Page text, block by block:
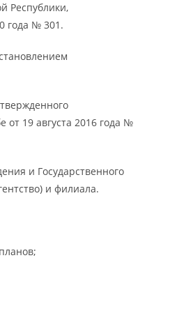
Республики,
года № 301.
от 19 августа 2016 года №
и Государственного
и филиала.